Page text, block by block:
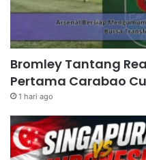
Bromley Tantang
Pertama Carabao
1 hari ago